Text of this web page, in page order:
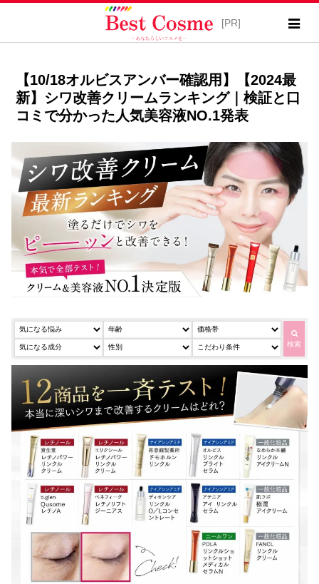
【10/18オルビスアンバー確認用】【2024最
新】シワ改善クリームランキング｜検証と口
コミで分かった人気美容液NO.1発表
検索